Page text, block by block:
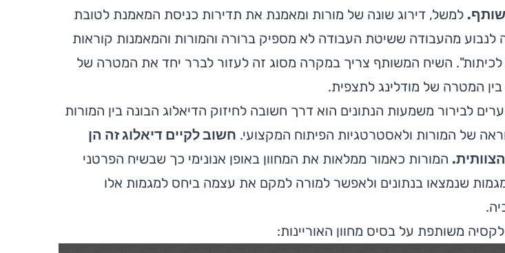
למשל, דירוג שונה של מורות ומאמנת את תדירות כניסת המאמנת לטובת
לנבוע מהעבודה ששיטת העבודה לא מספיק ברורה והמורות והמאמנות קוראות
השיח המשותף צריך במקרה מסוג זה לעזור לברר יחד את המטרה של
המטרה של מודלינג לתצפית.
לבירור משמעות הנתונים הוא דרך חשובה לחיזוק הדיאלוג הבונה בין המורות
של המורות ולאסטרטגיות הפיתוח המקצועי. חשוב לקיים דיאלוג זה הן
המורות כאמור ממלאות את המחוון באופן אנונימי כך שבשיח הפרטני
שנמצאו בנתונים ולאפשר למורה למקם את עצמה ביחס למגמות אלו
משותפת על בסיס מחוון האוריינות: